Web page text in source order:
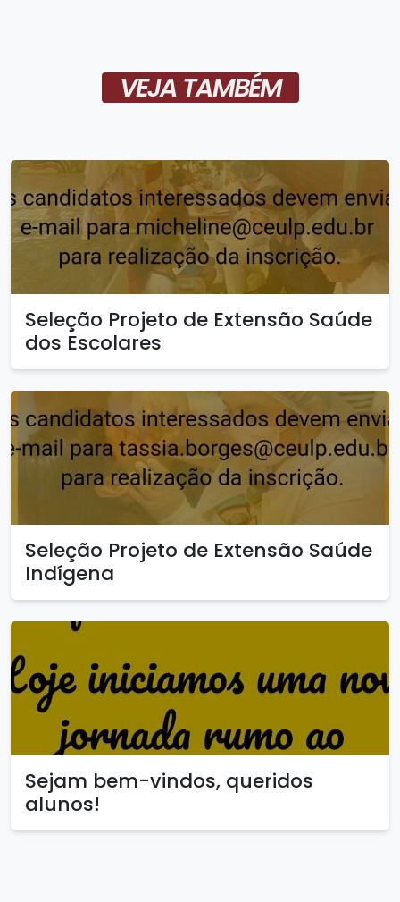
VEJA TAMBÉM
Seleção Projeto de Extensão Saúde
dos Escolares
Seleção Projeto de Extensão Saúde
Indígena
Sejam bem-vindos, queridos
alunos!